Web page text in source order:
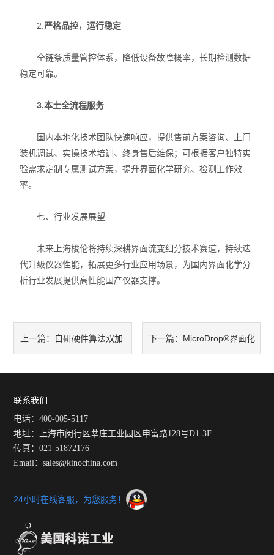
2. 严格品控，运行稳定
全链条质量管控体系，降低设备故障概率，长期检测数据
稳定可靠。
3.本土全流程服务
国内本地化技术团队快速响应，提供售前方案咨询、上门
装机调试、实操技术培训、终身售后维保；可根据客户独特实
验需求定制专属测试方案，提升界面化学研究、检测工作效
率。
七、行业发展展望
未来上海梭伦将持续深耕界面流变细分技术赛道，持续迭
代升级仪器性能，拓展更多行业应用场景，为国内界面化学分
析行业发展提供高性能国产仪器支撑。
上一篇： 自研硬件算法双加
量仪详解
下一篇： MicroDrop®界面化
这三个关键因素
联系我们
电话：400-005-5117
地址：上海市闵行区莘庄工业园区申富路128号D1-3F
传真：021-51872176
Email：sales@kinochina.com
24小时在线客服，为您服务！